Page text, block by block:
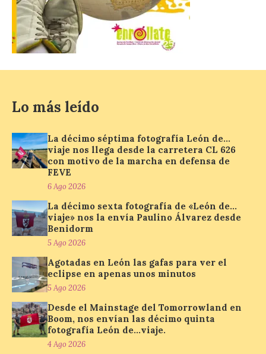
sus puertas en La Bañeza
con más de 60 puestos y
un amplio programa de
animación.
6 Ago 2026
La programación
de animación dirigidas a
todos los públicos. La
Bañeza inauguró en la tarde de este
martes 4 de agosto una nueva edición de
su tradicional Mercado Medieval, que
hasta el próximo 6 […]
Un viaje a la Antigüedad:
el Museo del Prado
propone un recorrido por
obras de su Colección de
inspiración clásica
6 Ago 2026
Al hilo del estreno de La
Odisea de Christopher
Lo más leído
La décimo séptima fotografía León de…
viaje nos llega desde la carretera CL 626
con motivo de la marcha en defensa de
FEVE
6 Ago 2026
La décimo sexta fotografía de «León de…
viaje» nos la envía Paulino Álvarez desde
Benidorm
5 Ago 2026
Agotadas en León las gafas para ver el
eclipse en apenas unos minutos
5 Ago 2026
Desde el Mainstage del Tomorrowland en
Boom, nos envían las décimo quinta
fotografía León de…viaje.
4 Ago 2026